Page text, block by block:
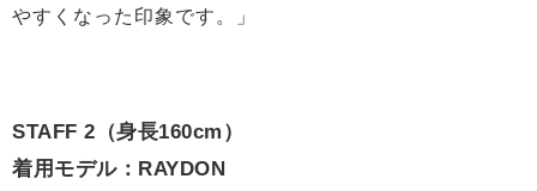
やすくなった印象です。」
STAFF 2（身長160cm）
着用モデル：RAYDON